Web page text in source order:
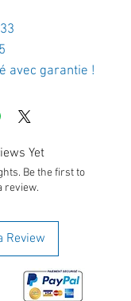
avec garantie !
Yet
Be the first to
review.
Review